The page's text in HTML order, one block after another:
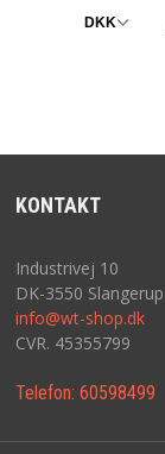
KONTAKT
Industrivej 10
DK-3550 Slangerup
info@wt-shop.dk
CVR. 45355799
Telefon: 60598499